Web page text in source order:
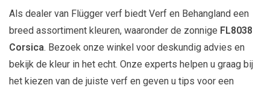
Als dealer van Flügger verf biedt Verf en Behangland een
breed assortiment kleuren, waaronder de zonnige FL8038
Corsica. Bezoek onze winkel voor deskundig advies en
bekijk de kleur in het echt. Onze experts helpen u graag bij
het kiezen van de juiste verf en geven u tips voor een